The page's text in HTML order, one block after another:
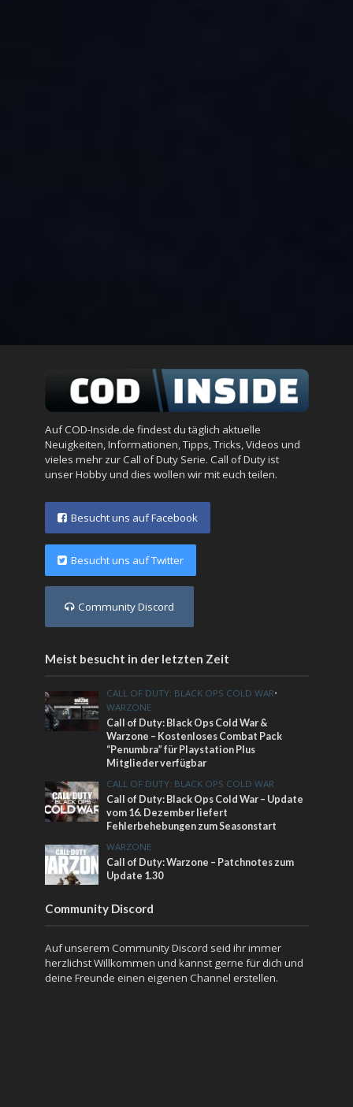
Auf COD-Inside.de findest du täglich aktuelle
Neuigkeiten, Informationen, Tipps, Tricks, Videos und
vieles mehr zur Call of Duty Serie. Call of Duty ist
unser Hobby und dies wollen wir mit euch teilen.
Besucht uns auf Facebook
Besucht uns auf Twitter
Community Discord
Meist besucht in der letzten Zeit
CALL OF DUTY: BLACK OPS COLD WAR•
WARZONE
Call of Duty: Black Ops Cold War &
Warzone – Kostenloses Combat Pack
“Penumbra” für Playstation Plus
Mitglieder verfügbar
CALL OF DUTY: BLACK OPS COLD WAR
Call of Duty: Black Ops Cold War – Update
vom 16. Dezember liefert
Fehlerbehebungen zum Seasonstart
WARZONE
Call of Duty: Warzone – Patchnotes zum
Update 1.30
Community Discord
Auf unserem Community Discord seid ihr immer
herzlichst Willkommen und kannst gerne für dich und
deine Freunde einen eigenen Channel erstellen.